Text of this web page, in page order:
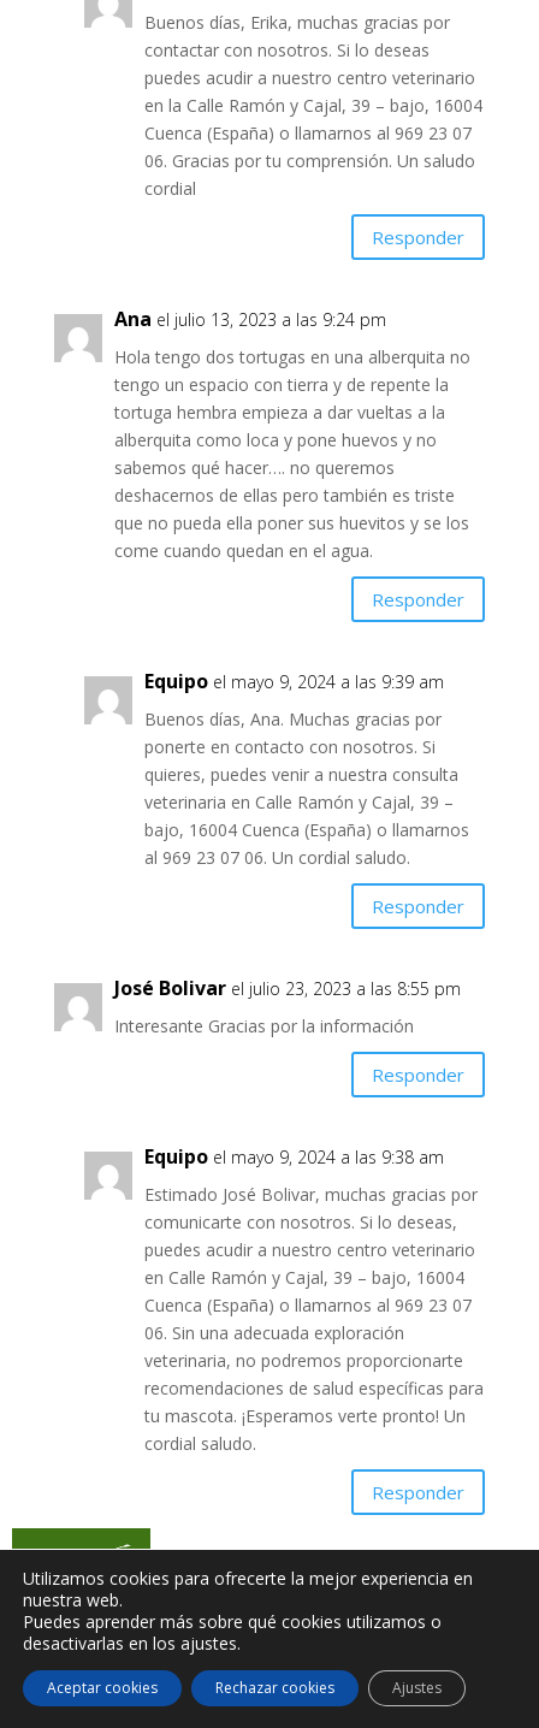
Buenos días, Erika, muchas gracias por
contactar con nosotros. Si lo deseas
puedes acudir a nuestro centro veterinario
en la Calle Ramón y Cajal, 39 – bajo, 16004
Cuenca (España) o llamarnos al 969 23 07
06. Gracias por tu comprensión. Un saludo
cordial
Responder
Ana el julio 13, 2023 a las 9:24 pm
Hola tengo dos tortugas en una alberquita no
tengo un espacio con tierra y de repente la
tortuga hembra empieza a dar vueltas a la
alberquita como loca y pone huevos y no
sabemos qué hacer…. no queremos
deshacernos de ellas pero también es triste
que no pueda ella poner sus huevitos y se los
come cuando quedan en el agua.
Responder
Equipo el mayo 9, 2024 a las 9:39 am
Buenos días, Ana. Muchas gracias por
ponerte en contacto con nosotros. Si
quieres, puedes venir a nuestra consulta
veterinaria en Calle Ramón y Cajal, 39 –
bajo, 16004 Cuenca (España) o llamarnos
al 969 23 07 06. Un cordial saludo.
Responder
José Bolivar el julio 23, 2023 a las 8:55 pm
Interesante Gracias por la información
Responder
Equipo el mayo 9, 2024 a las 9:38 am
Estimado José Bolivar, muchas gracias por
comunicarte con nosotros. Si lo deseas,
puedes acudir a nuestro centro veterinario
en Calle Ramón y Cajal, 39 – bajo, 16004
Cuenca (España) o llamarnos al 969 23 07
06. Sin una adecuada exploración
veterinaria, no podremos proporcionarte
recomendaciones de salud específicas para
tu mascota. ¡Esperamos verte pronto! Un
cordial saludo.
Responder
Rodolfo Lara Pérez el julio 28, 2023 a las
8:33 pm
Mu has gracias.Soy mexicano y vi o en una
zona de mucho calor casi todo el año.
Tenemos 4 tortugas de tierra y hemos notado
Utilizamos cookies para ofrecerte la mejor experiencia en
nuestra web.
Puedes aprender más sobre qué cookies utilizamos o
desactivarlas en los ajustes.
Aceptar cookies Rechazar cookies Ajustes